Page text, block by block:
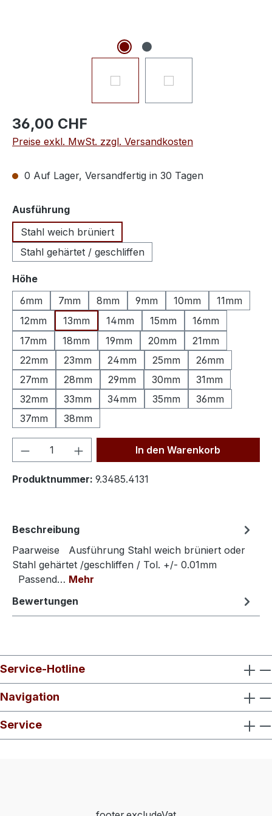
36,00 CHF
Preise exkl. MwSt. zzgl. Versandkosten
0 Auf Lager, Versandfertig in 30 Tagen
Ausführungauswählen
Stahl weich brüniert
Stahl gehärtet / geschliffen
Höheauswählen
6mm
7mm 8mm 9mm 10mm
11mm
12mm
13mm 14mm 15mm
16mm
17mm
18mm 19mm 20mm
21mm
22mm
23mm 24mm 25mm
26mm
27mm
28mm 29mm 30mm
31mm
32mm
33mm 34mm 35mm
36mm
37mm
38mm
Produkt Anzahl: Gib denIn den Warenkorb
Produktnummer: 9.3485.4131
Beschreibung
Paarweise Ausführung Stahl weich brüniert oder
Stahl gehärtet /geschliffen / Tol. +/- 0.01mm
Passend… Mehr
Bewertungen
Service-Hotline
Navigation
Service